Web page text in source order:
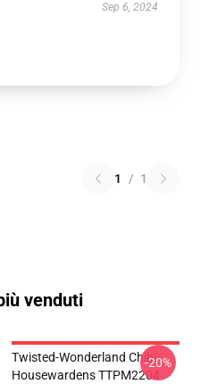
Sep 6, 2024
1 / 1
venduti
Twisted-Wonderland Chibi
Housewardens TTPM2204
-20%